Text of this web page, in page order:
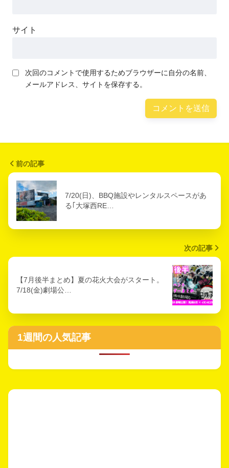
サイト
次回のコメントで使用するためブラウザーに自分の名前、
メールアドレス、サイトを保存する。
前の記事
7/20(日)、BBQ施設やレンタルスペースがあ
る｢大塚西RE…
次の記事
【7月後半まとめ】夏の花火大会がスタート。
7/18(金)劇場公…
1週間の人気記事